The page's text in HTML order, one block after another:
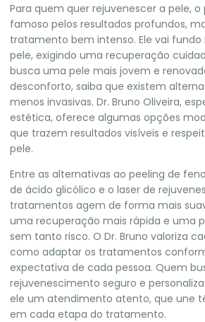
Para quem quer rejuvenescer a pele,
famoso pelos resultados profundos,
tratamento bem intenso. Ele vai fundo
pele, exigindo uma recuperação
busca uma pele mais jovem e
desconforto, saiba que existem
menos invasivas. Dr. Bruno Oliveira,
estética, oferece algumas opções
que trazem resultados visíveis e
pele.
Entre as alternativas ao peeling de
de ácido glicólico e o laser de
tratamentos agem de forma mais
uma recuperação mais rápida e uma
sem tanto risco. O Dr. Bruno valoriza
como adaptar os tratamentos
expectativa de cada pessoa. Quem
rejuvenescimento seguro e
ele um atendimento atento, que une
em cada etapa do tratamento.